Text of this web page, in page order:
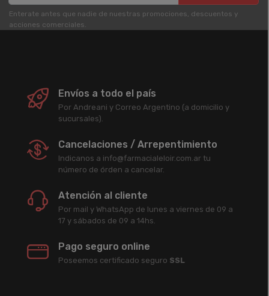
Enterate antes que nadie de nuestras promociones, descuentos y
acciones comerciales.
Envíos a todo el país
Por Andreani y Correo Argentino (a domicilio y
sucursales).
Cancelaciones / Arrepentimiento
Indicanos a info@farmacialeloir.com.ar tu
número de órden a cancelar.
Atención al cliente
Por mail y WhatsApp de lunes a viernes de 09 a
17 y sábados de 09 a 14hs.
Pago seguro online
Poseemos certificado seguro SSL